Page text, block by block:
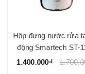
Hộp đựng nước rửa
động Smartech ST-
1.400.000₫